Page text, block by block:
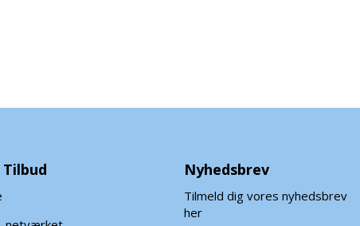
Nyhedsbrev
Tilmeld dig vores nyhedsbrev
her